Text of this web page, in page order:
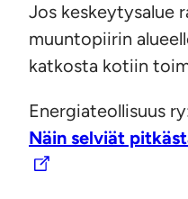
Jos keskeytysalue
muuntopiirin
katkosta kotiin
Energiateollisuus
Näin selviät